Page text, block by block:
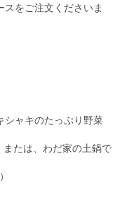
をご注文くださいま
ャキのたっぷり野菜
または、わだ家の土鍋で